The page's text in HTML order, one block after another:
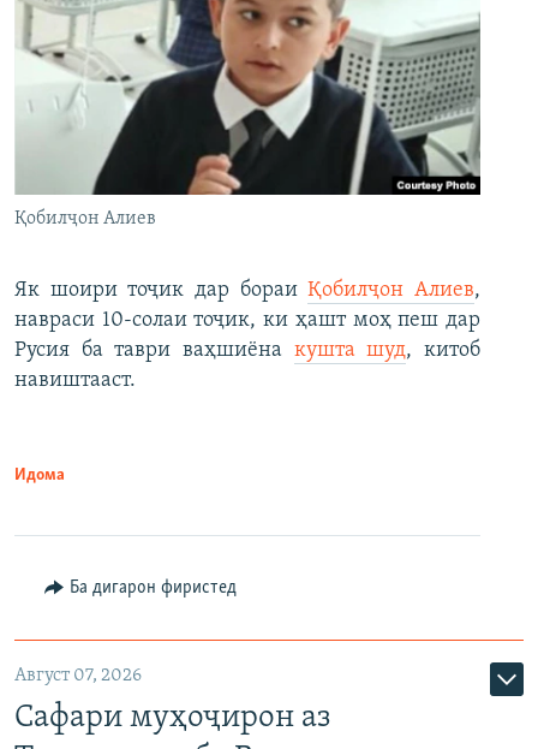
Қобилҷон Алиев
Як шоири тоҷик дар бораиҚобилҷон Алиев,
навраси 10-солаи тоҷик, ки ҳашт моҳ пеш дар
Русия ба таври ваҳшиёна кушта шуд, китоб
навиштааст.
Идома
Ба дигарон фиристед
Август 07, 2026
Сафари муҳоҷирон аз